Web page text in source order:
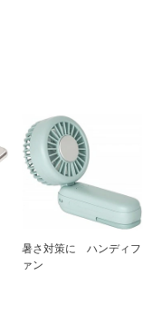
暑さ対策に ハンディフ
ァン